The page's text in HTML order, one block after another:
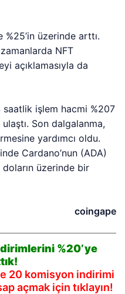
üzerinde arttı.
NFT
açıklamasıyla da
saatlik işlem hacmi %207
Son dalgalanma,
yardımcı oldu.
Cardano’nun (ADA)
üzerinde bir
coingape
%20’ye
20 komisyon indirimi
açmak için tıklayın!